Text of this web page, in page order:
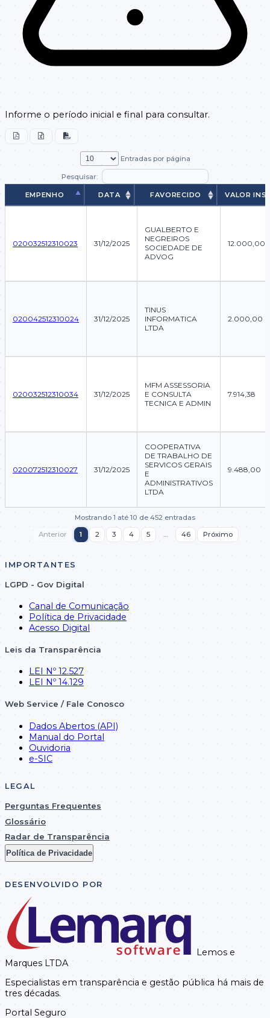
Informe o período inicial e final para consultar.
Entradas por página
Pesquisar:
EMPENHO DATA FAVORECIDO
VALOR
EMPENHO
DATA FAVORECIDO VALOR
020032512310023 31/12/2025
GUALBERTO E
NEGREIROS
SOCIEDADE DE
ADVOG
12.000,00
020042512310024 31/12/2025
TINUS
INFORMATICA
LTDA
2.000,00
020032512310034 31/12/2025
MFM ASSESSORIA
E CONSULTA
TECNICA E ADMIN
7.914,38
020072512310027 31/12/2025
COOPERATIVA
DE TRABALHO DE
SERVICOS GERAIS
E
ADMINISTRATIVOS
LTDA
9.488,00
COOPERATIVA
DE TRABALHO DE
020122512310034
020012512310010 31/12/2025
LTDA
020052512310058 31/12/2025
DE VEICULOS
13.666,66
Mostrando 1 até 10 de 452 entradas
Anterior 1 2 3 4 5 … 46 Próximo
IMPORTANTES
LGPD - Gov Digital
Canal de Comunicação
Política de Privacidade
Acesso Digital
Leis da Transparência
LEI Nº 12.527
LEI Nº 14.129
Web Service / Fale Conosco
Dados Abertos (API)
Manual do Portal
Ouvidoria
e-SIC
LEGAL
Perguntas Frequentes
Glossário
Radar de Transparência
Política de Privacidade
DESENVOLVIDO POR
Lemos e
Marques LTDA
Especialistas em transparência e gestão pública há mais de
tres décadas.
Portal Seguro